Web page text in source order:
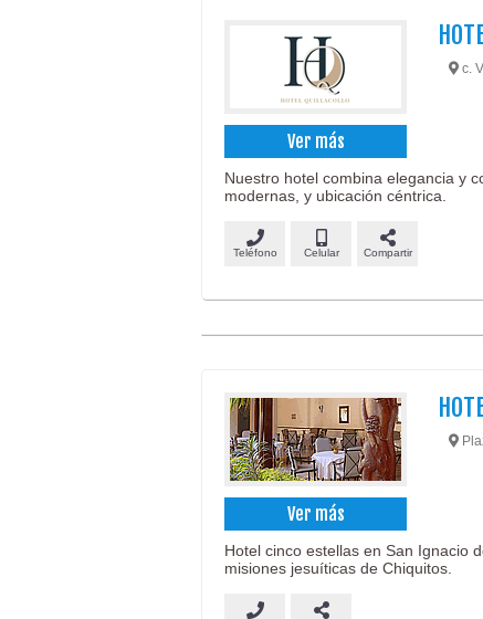
Ver más
c.
Nuestro hotel combina elegancia y
modernas, y ubicación céntrica.
Teléfono Celular Compartir
Ver más
Hotel cinco estellas en San Ignacio
misiones jesuíticas de Chiquitos.